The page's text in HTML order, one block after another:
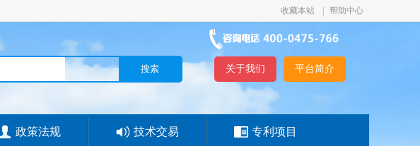
收藏本站 帮助中心
关于我们 平台简介
政策法规 技术交易 专利项目